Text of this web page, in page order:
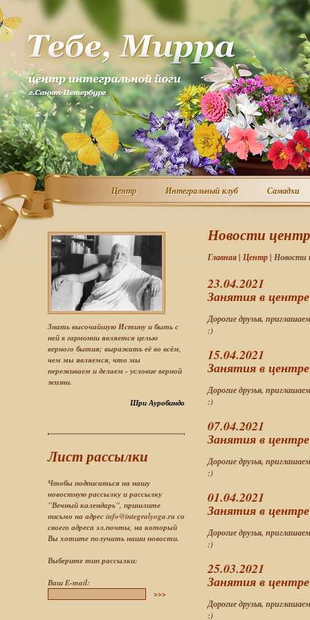
Центр
Центр Интегральный клуб
Интегральный клуб Самадхи
Самадхи
Знать высочайшую Истину и быть с
ней в гармонии является целью
верного бытия; выражать её во всём,
чем мы являемся, что мы
переживаем и делаем - условие верной
жизни.
Шри Ауробиндо
Лист рассылки
Чтобы подписаться на нашу
новостную рассылку и рассылку
"Вечный календарь", пришлите
письмо на адрес info@integralyoga.ru со
своего адреса эл.почты, на который
Вы хотите получать наши новости.
Выберите тип рассылки:
Ваш E-mail:
>>>
Новости
Главная| Центр| Новости
23.04.2021
Занятия в
Дорогие друзья,
:)
15.04.2021
Занятия в
Дорогие друзья,
:)
07.04.2021
Занятия в
Дорогие друзья,
:)
01.04.2021
Занятия в
Дорогие друзья,
:)
25.03.2021
Занятия в
Дорогие друзья,
:)